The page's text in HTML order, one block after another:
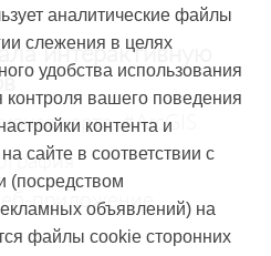
интерактивную
карта #ArcGIS
приложение
аналитические файлы
слежения в целях
удобства использования
контроля вашего поведения
контента и
сайте в соответствии с
(посредством
объявлений) на
файлы cookie сторонних